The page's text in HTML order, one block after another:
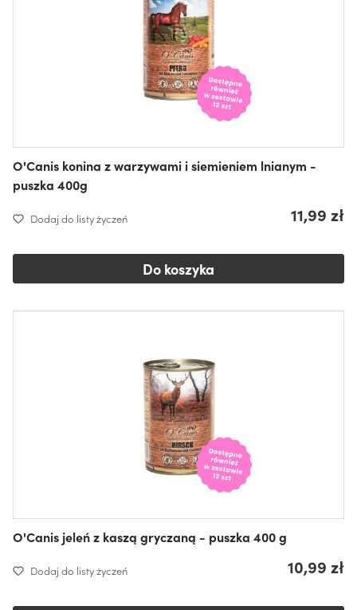
O'Canis konina z warzywami i siemieniem lnianym -
puszka 400g
Dodaj do listy życzeń 11,99 zł
Do koszyka
O'Canis jeleń z kaszą gryczaną - puszka 400 g
Dodaj do listy życzeń 10,99 zł